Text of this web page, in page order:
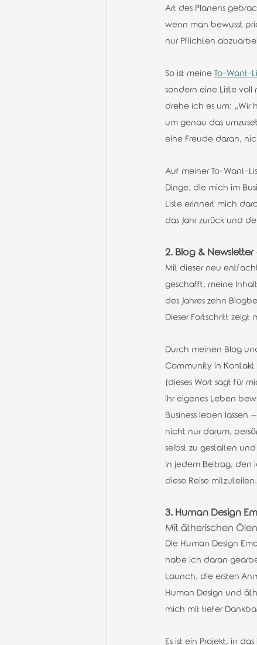
Art des Planens
wenn man bewusst
nur Pflichten
So ist meine To-Want-
sondern eine Liste voll
drehe ich es um: „Wir
um genau das
eine Freude daran,
Auf meiner To-Want-
Dinge, die mich im
Liste erinnert mich
das Jahr zurück und
2. Blog &
Mit dieser neu
geschafft, meine
des Jahres zehn
Dieser Fortschritt zeigt
Durch meinen Blog
Community in Kontakt
(dieses Wort sagt für
ihr eigenes Leben
Business leben lassen
nicht nur darum,
selbst zu gestalten
In jedem Beitrag, den
diese Reise mitzuteilen.
3. Human Design
Mit ätherischen
Die Human Design
habe ich daran
Launch, die ersten
Human Design und
mich mit tiefer
Es ist ein Projekt, in